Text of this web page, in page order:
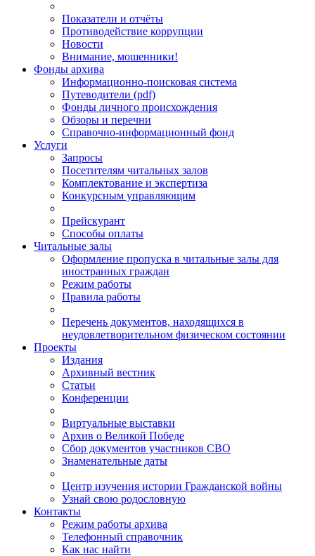
Показатели и отчёты
Противодействие коррупции
Новости
Внимание, мошенники!
Фонды архива
Информационно-поисковая система
Путеводители (pdf)
Фонды личного происхождения
Обзоры и перечни
Справочно-информационный фонд
Услуги
Запросы
Посетителям читальных залов
Комплектование и экспертиза
Конкурсным управляющим
Прейскурант
Способы оплаты
Читальные залы
Оформление пропуска в читальные залы для
иностранных граждан
Режим работы
Правила работы
Перечень документов, находящихся в
неудовлетворительном физическом состоянии
Проекты
Издания
Архивный вестник
Статьи
Конференции
Виртуальные выставки
Архив о Великой Победе
Сбор документов участников СВО
Знаменательные даты
Центр изучения истории Гражданской войны
Узнай свою родословную
Контакты
Режим работы архива
Телефонный справочник
Как нас найти